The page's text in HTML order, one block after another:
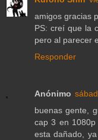
amigos gracias
PS: creí que la
pero al parecer
Responder
Anónimo
buenas gente,
cap 3 en
esta dañado,